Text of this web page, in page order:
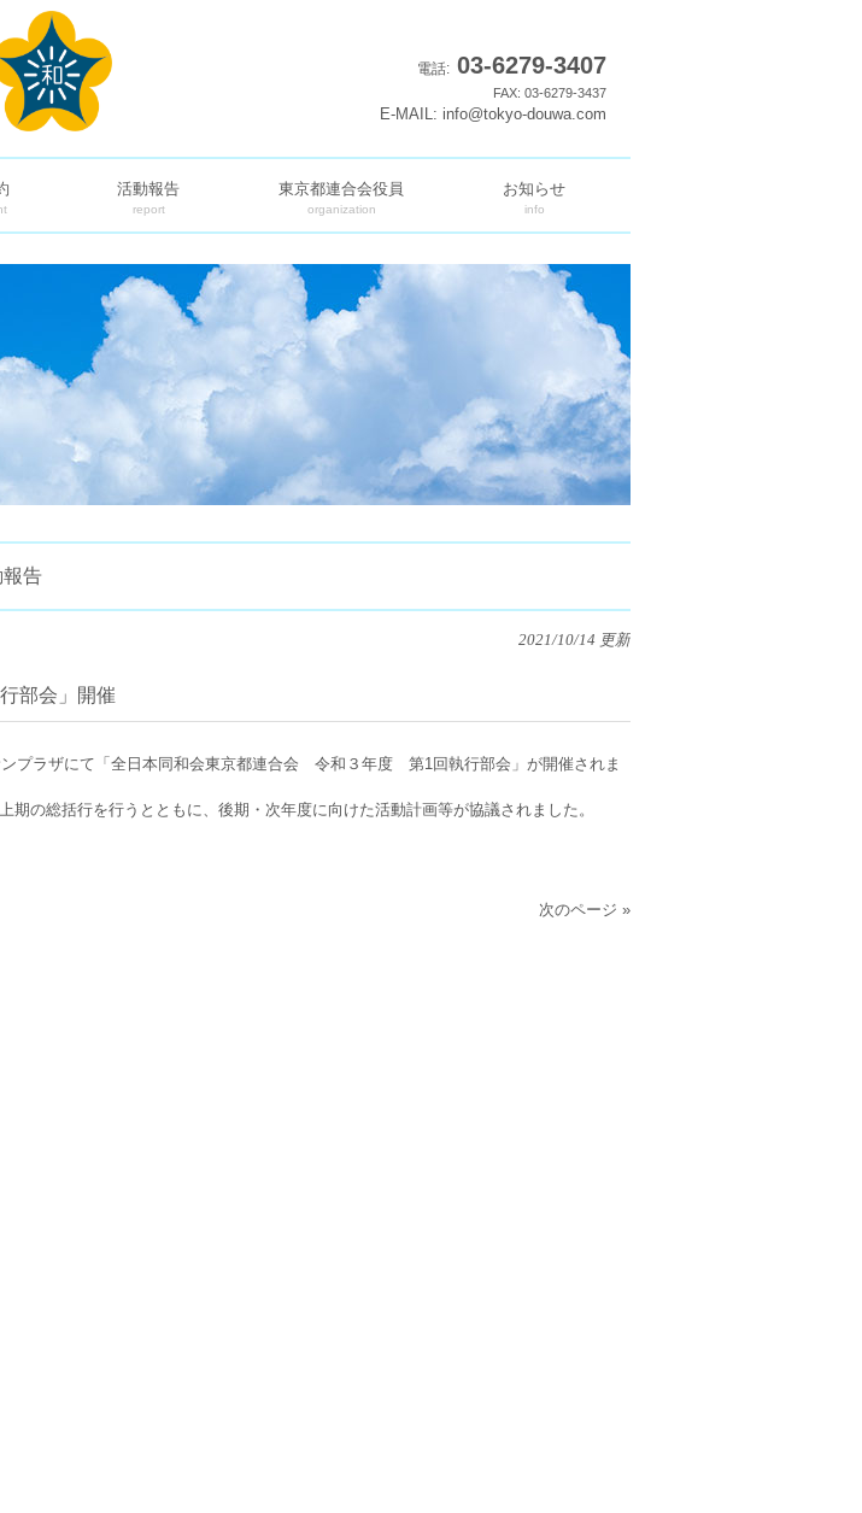
電話: 03-6279-3407
FAX: 03-6279-3437
E-MAIL: info@tokyo-douwa.com
活動報告
report
東京都連合会役員
organization
お知らせ
info
報告
2021/10/14 更新
部会」開催
プラザにて「全日本同和会東京都連合会 令和３年度 第1回執行部会」が開催されま
期の総括行を行うとともに、後期・次年度に向けた活動計画等が協議されました。
次のページ »